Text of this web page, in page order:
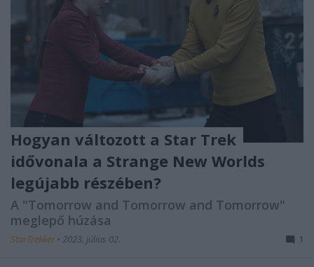
Hogyan változott a Star Trek
idővonala a Strange New Worlds
legújabb részében?
A "Tomorrow and Tomorrow and Tomorrow"
meglepő húzása
StarTrekker • 2023. július 02. 1